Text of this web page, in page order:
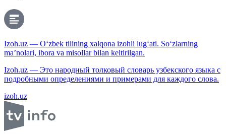
Izoh.uz — O‘zbek tilining xalqona izohli lug‘ati. So‘zlarning
ma’nolari, ibora va misollar bilan keltirilgan.
Izoh.uz — Это народный толковый словарь узбекского языка с
подробными определениями и примерами для каждого слова.
izoh.uz